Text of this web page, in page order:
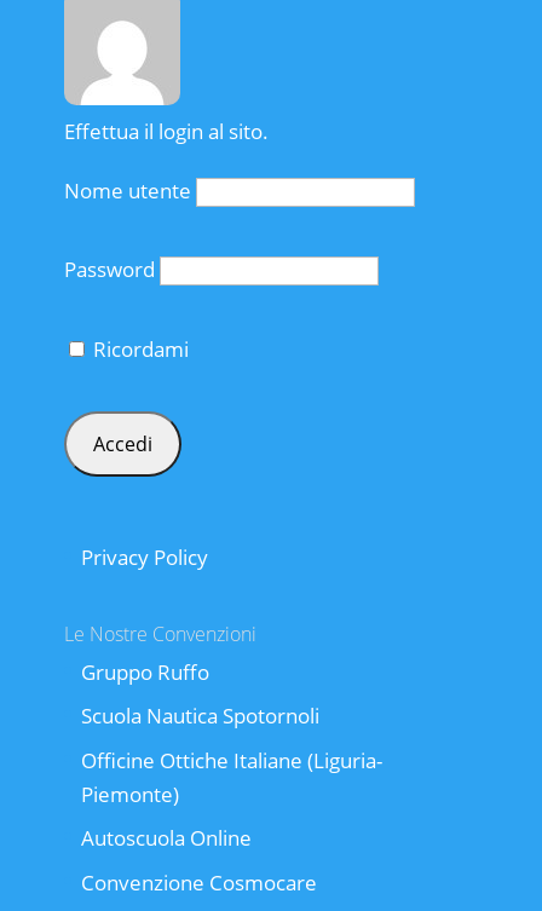
Effettua il login al sito.
Nome utente
Password
Ricordami
Privacy Policy
Le Nostre Convenzioni
Gruppo Ruffo
Scuola Nautica Spotornoli
Officine Ottiche Italiane (Liguria-
Piemonte)
Autoscuola Online
Convenzione Cosmocare